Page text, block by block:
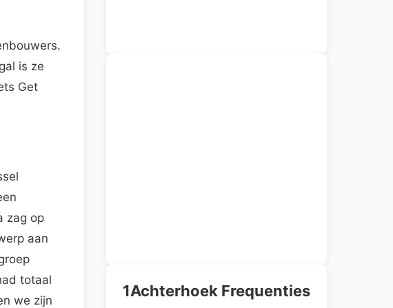
is ze
Get
zag op
aan
totaal
we zijn
1Achterhoek Frequenties